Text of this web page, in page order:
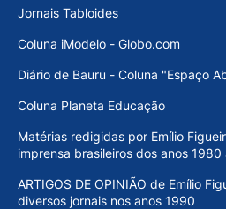
Jornais Tabloides
Coluna iModelo - Globo.com
Diário de Bauru - Coluna "Espaço
Coluna Planeta Educação
Matérias redigidas por Emílio
imprensa brasileiros dos anos 1980
ARTIGOS DE OPINIÃO de Emílio
diversos jornais nos anos 1990